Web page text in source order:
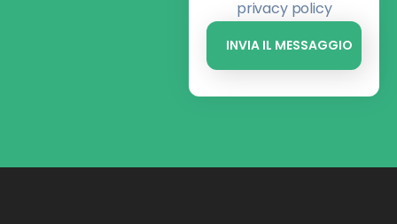
privacy policy